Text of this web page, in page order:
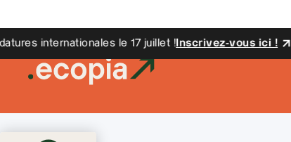
internationales le 17 juillet ! Inscrivez-vous ici !